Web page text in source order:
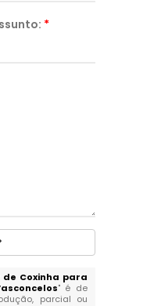
*
de Coxinha para
" é de
parcial ou